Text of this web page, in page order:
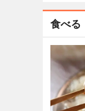
食べる